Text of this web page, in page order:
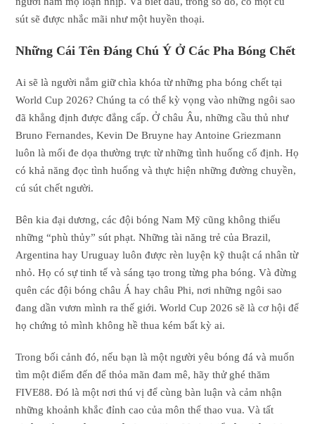
sút sẽ được nhắc mãi như một huyền thoại.
Những Cái Tên Đáng Chú Ý Ở Các Pha Bóng Chết
Ai sẽ là người nắm giữ chìa khóa từ những pha bóng chết tại
World Cup 2026? Chúng ta có thể kỳ vọng vào những ngôi sao
đã khẳng định được đẳng cấp. Ở châu Âu, những cầu thủ như
Bruno Fernandes, Kevin De Bruyne hay Antoine Griezmann
luôn là mối đe dọa thường trực từ những tình huống cố định. Họ
có khả năng đọc tình huống và thực hiện những đường chuyền,
cú sút chết người.
Bên kia đại dương, các đội bóng Nam Mỹ cũng không thiếu
những “phù thủy” sút phạt. Những tài năng trẻ của Brazil,
Argentina hay Uruguay luôn được rèn luyện kỹ thuật cá nhân từ
nhỏ. Họ có sự tinh tế và sáng tạo trong từng pha bóng. Và đừng
quên các đội bóng châu Á hay châu Phi, nơi những ngôi sao
đang dần vươn mình ra thế giới. World Cup 2026 sẽ là cơ hội để
họ chứng tỏ mình không hề thua kém bất kỳ ai.
Trong bối cảnh đó, nếu bạn là một người yêu bóng đá và muốn
tìm một điểm đến để thỏa mãn đam mê, hãy thử ghé thăm
FIVE88. Đó là một nơi thú vị để cùng bàn luận và cảm nhận
những khoảnh khắc đỉnh cao của môn thể thao vua. Và tất